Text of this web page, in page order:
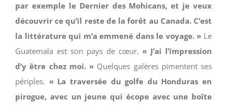
par exemple le Dernier des Mohicans, et je veux
découvrir ce qu’il reste de la forêt au Canada. C’est
la littérature qui m’a emmené dans le voyage. » Le
Guatemala est son pays de cœur. « J’ai l’impression
d’y être chez moi. » Quelques galères pimentent ses
périples. « La traversée du golfe du Honduras en
pirogue, avec un jeune qui écope avec une boîte